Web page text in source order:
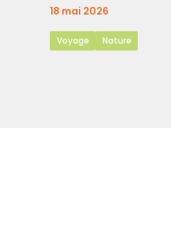
18 mai 2026
Voyage Nature